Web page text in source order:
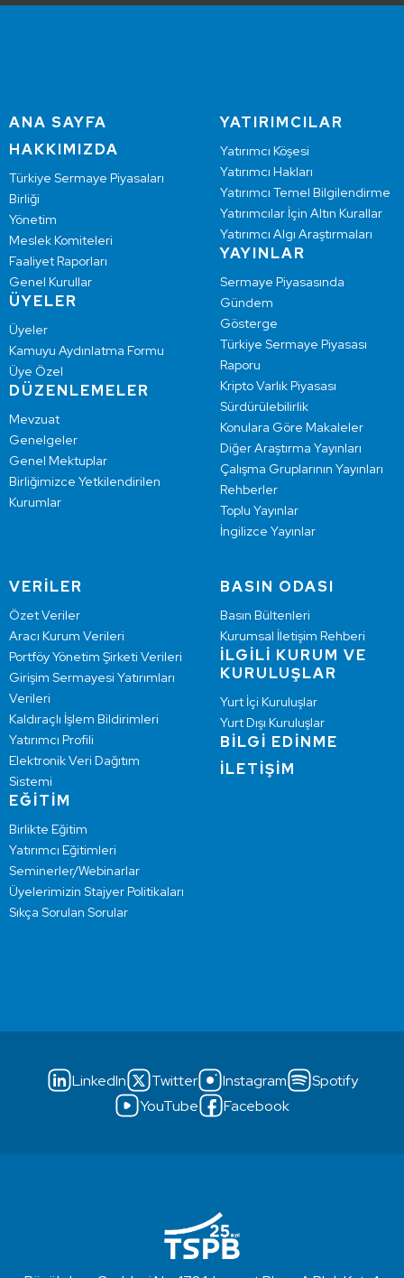
ANA SAYFA
HAKKIMIZDA
Türkiye Sermaye Piyasaları
Birliği
Yönetim
Meslek Komiteleri
Faaliyet Raporları
Genel Kurullar
ÜYELER
Üyeler
Kamuyu Aydınlatma Formu
Üye Özel
DÜZENLEMELER
Mevzuat
Genelgeler
Genel Mektuplar
Birliğimizce Yetkilendirilen
Kurumlar
YATIRIMCILAR
Yatırımcı Köşesi
Yatırımcı Hakları
Yatırımcı Temel Bilgilendirme
Yatırımcılar İçin Altın Kurallar
Yatırımcı Algı Araştırmaları
YAYINLAR
Sermaye Piyasasında
Gündem
Gösterge
Türkiye Sermaye Piyasası
Raporu
Kripto Varlık Piyasası
Sürdürülebilirlik
Konulara Göre Makaleler
Diğer Araştırma Yayınları
Çalışma Gruplarının Yayınları
Rehberler
Toplu Yayınlar
İngilizce Yayınlar
VERİLER
Özet Veriler
Aracı Kurum Verileri
Portföy Yönetim Şirketi Verileri
Girişim Sermayesi Yatırımları
Verileri
Kaldıraçlı İşlem Bildirimleri
Yatırımcı Profili
Elektronik Veri Dağıtım
Sistemi
EĞİTİM
Birlikte Eğitim
Yatırımcı Eğitimleri
Seminerler/Webinarlar
Üyelerimizin Stajyer Politikaları
Sıkça Sorulan Sorular
BASIN ODASI
Basın Bültenleri
Kurumsal İletişim Rehberi
İLGİLİ KURUM VE
KURULUŞLAR
Yurt İçi Kuruluşlar
Yurt Dışı Kuruluşlar
BİLGİ EDİNME
İLETİŞİM
LinkedIn Twitter Instagram
Spotify
YouTube
Facebook